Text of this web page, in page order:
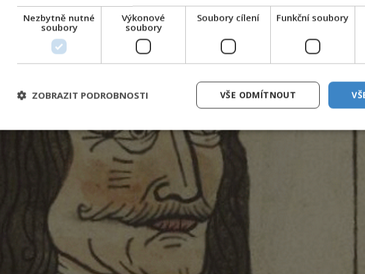
Nezbytně nutné
soubory
Výkonové
soubory
Soubory cílení Funkční soubory
VŠE ODMÍTNOUT
ZOBRAZIT PODROBNOSTI